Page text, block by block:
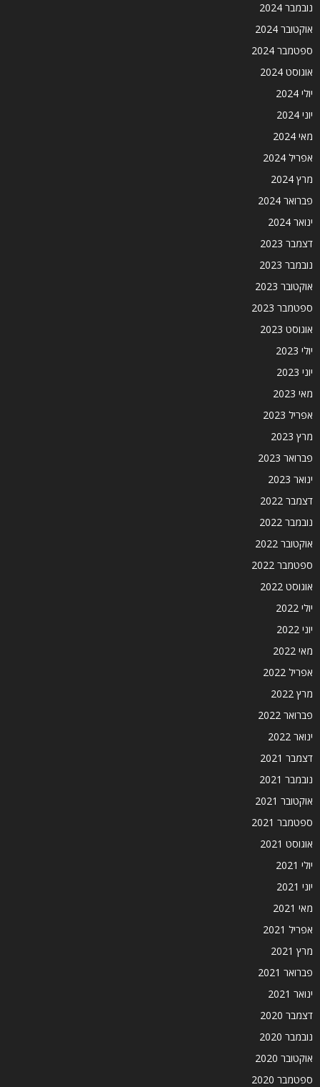
נובמבר 2024
אוקטובר 2024
ספטמבר 2024
אוגוסט 2024
יולי 2024
יוני 2024
מאי 2024
אפריל 2024
מרץ 2024
פברואר 2024
ינואר 2024
דצמבר 2023
נובמבר 2023
אוקטובר 2023
ספטמבר 2023
אוגוסט 2023
יולי 2023
יוני 2023
מאי 2023
אפריל 2023
מרץ 2023
פברואר 2023
ינואר 2023
דצמבר 2022
נובמבר 2022
אוקטובר 2022
ספטמבר 2022
אוגוסט 2022
יולי 2022
יוני 2022
מאי 2022
אפריל 2022
מרץ 2022
פברואר 2022
ינואר 2022
דצמבר 2021
נובמבר 2021
אוקטובר 2021
ספטמבר 2021
אוגוסט 2021
יולי 2021
יוני 2021
מאי 2021
אפריל 2021
מרץ 2021
פברואר 2021
ינואר 2021
דצמבר 2020
נובמבר 2020
אוקטובר 2020
ספטמבר 2020